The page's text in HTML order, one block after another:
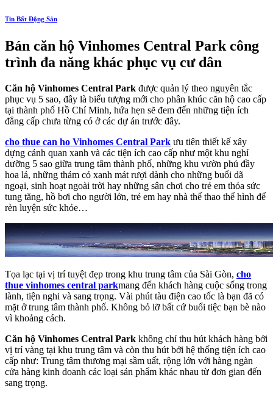
Tin Bất Động Sản
Bán căn hộ Vinhomes Central Park công
trình đa năng khác phục vụ cư dân
Căn hộ Vinhomes Central Park được quản lý theo nguyên tắc
phục vụ 5 sao, đây là biểu tượng mới cho phân khúc căn hộ cao cấp
tại thành phố Hồ Chí Minh, hứa hẹn sẽ đem đến những tiện ích
đẳng cấp chưa từng có ở các dự án trước đây.
cho thue can ho Vinhomes Central Park ưu tiên thiết kế xây
dựng cảnh quan xanh và các tiện ích cao cấp như một khu nghỉ
dưỡng 5 sao giữa trung tâm thành phố, những khu vườn phủ đầy
hoa lá, những thảm cỏ xanh mát rượi dành cho những buổi dã
ngoại, sinh hoạt ngoài trời hay những sân chơi cho trẻ em thỏa sức
tung tăng, hồ bơi cho người lớn, trẻ em hay nhà thể thao thể hình để
rèn luyện sức khỏe…
Tọa lạc tại vị trí tuyệt đẹp trong khu trung tâm của Sài Gòn, cho
thue vinhomes central parkmang đến khách hàng cuộc sống trong
lành, tiện nghi và sang trọng. Vài phút tàu điện cao tốc là bạn đã có
mặt ở trung tâm thành phố. Không bỏ lỡ bất cứ buổi tiệc bạn bè nào
vì khoảng cách.
Căn hộ Vinhomes Central Park không chỉ thu hút khách hàng bởi
vị trí vàng tại khu trung tâm và còn thu hút bởi hệ thống tiện ích cao
cấp như: Trung tâm thương mại sầm uất, rộng lớn với hàng ngàn
cửa hàng kinh doanh các loại sản phẩm khác nhau từ đơn gian đến
sang trọng.